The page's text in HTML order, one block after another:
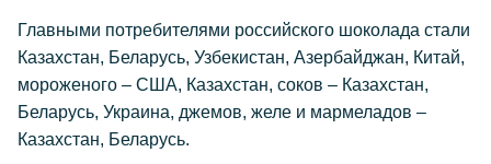
Главными потребителями российского шоколада стали
Казахстан, Беларусь, Узбекистан, Азербайджан, Китай,
мороженого – США, Казахстан, соков – Казахстан,
Беларусь, Украина, джемов, желе и мармеладов –
Казахстан, Беларусь.